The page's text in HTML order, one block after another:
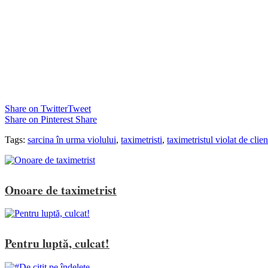
Share on TwitterTweet
Share on Pinterest Share
Tags: sarcina în urma violului, taximetristi, taximetristul violat de
Onoare de taximetrist
Pentru luptă, culcat!